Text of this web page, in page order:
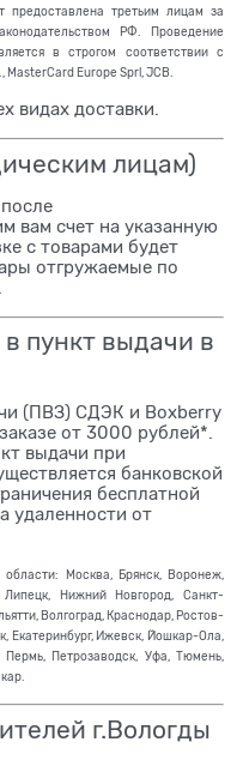
третьим лицам за
РФ. Проведение
в строгом соответствии с
Europe Sprl, JCB.
видах доставки.
лицам)
вам счет на указанную
с товарами будет
отгружаемые по
пункт выдачи в
(ПВЗ) СДЭК и Boxberry
от 3000 рублей*.
выдачи при
банковской
бесплатной
удаленности от
Москва, Брянск, Воронеж,
Липецк, Нижний Новгород, Санкт-
Волгоград, Краснодар, Ростов-
Екатеринбург, Ижевск, Йошкар-Ола,
Пермь, Петрозаводск, Уфа, Тюмень,
г.Вологды